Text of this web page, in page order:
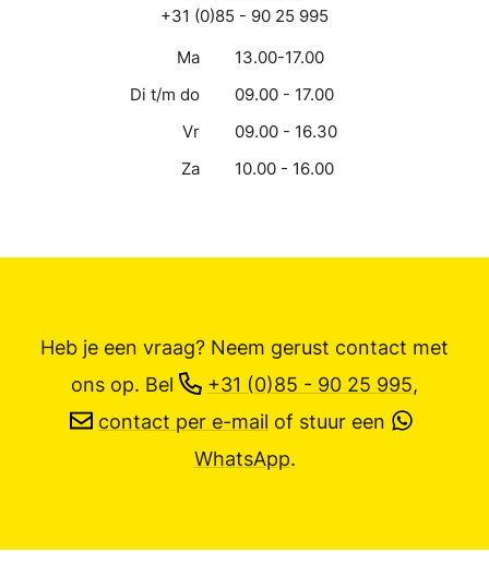
+31 (0)85 - 90 25 995
Ma
13.00-17.00
Di t/m do
09.00 - 17.00
Vr
09.00 - 16.30
Za
10.00 - 16.00
Heb je een vraag? Neem gerust contact met
ons op. Bel +31 (0)85 - 90 25 995,
contact per e-mail of stuur een
WhatsApp.